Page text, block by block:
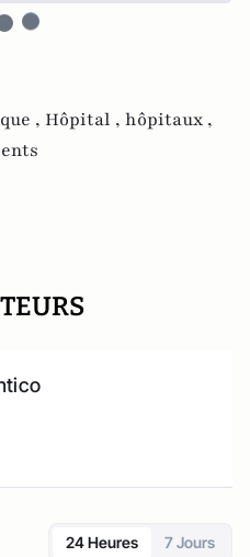
, Hôpital , hôpitaux ,
24 Heures 7 Jours